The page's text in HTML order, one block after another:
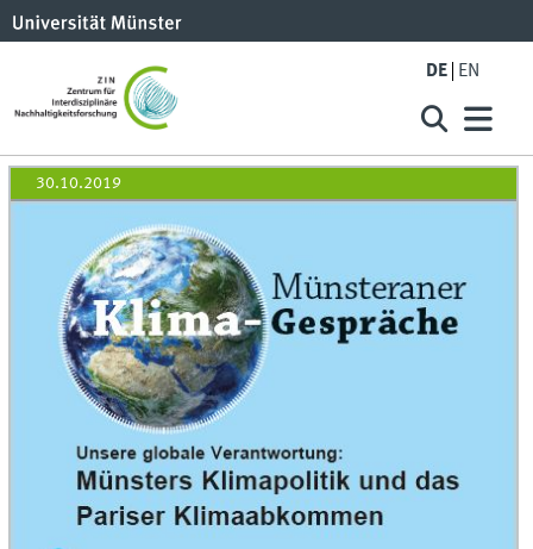
DE EN
30.10.2019